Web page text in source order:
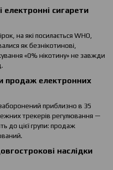
електронні сигарети
на які посилається WHO,
як безнікотинові,
«0% нікотину» не завжди
продаж електронних
приблизно в 35
трекерів регулювання —
до цієї групи: продаж
наслідки